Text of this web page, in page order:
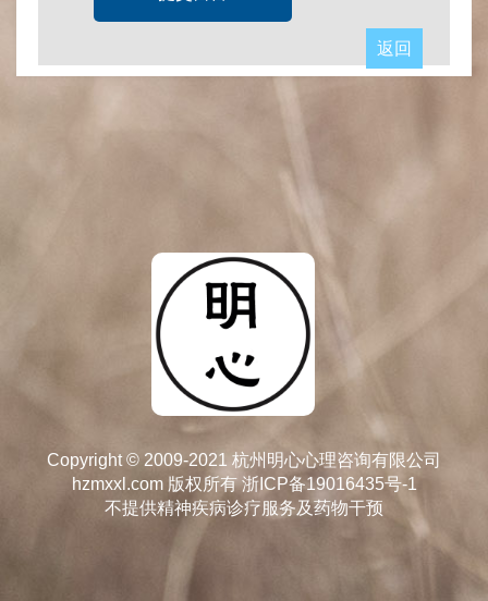
返回
Copyright © 2009-2021 杭州明心心理咨询有限公司
hzmxxl.com 版权所有浙ICP备19016435号-1
不提供精神疾病诊疗服务及药物干预